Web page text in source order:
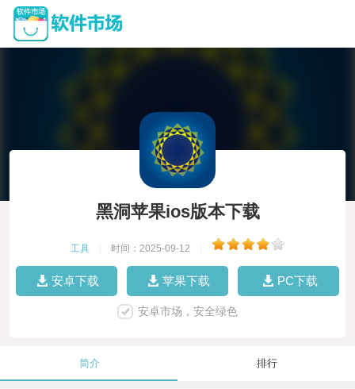
黑洞苹果ios版本下载
工具 时间：2025-09-12
安卓下载 苹果下载 PC下载
安卓市场，安全绿色
简介 排行